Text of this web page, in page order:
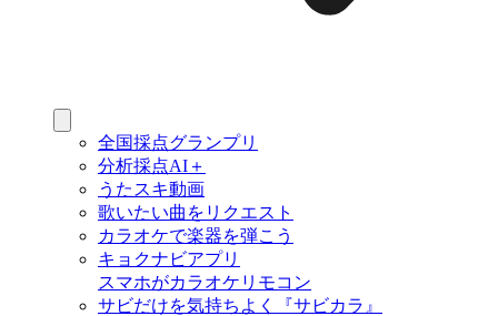
全国採点グランプリ
分析採点AI＋
うたスキ動画
歌いたい曲をリクエスト
カラオケで楽器を弾こう
キョクナビアプリ
スマホがカラオケリモコン
サビだけを気持ちよく『サビカラ』